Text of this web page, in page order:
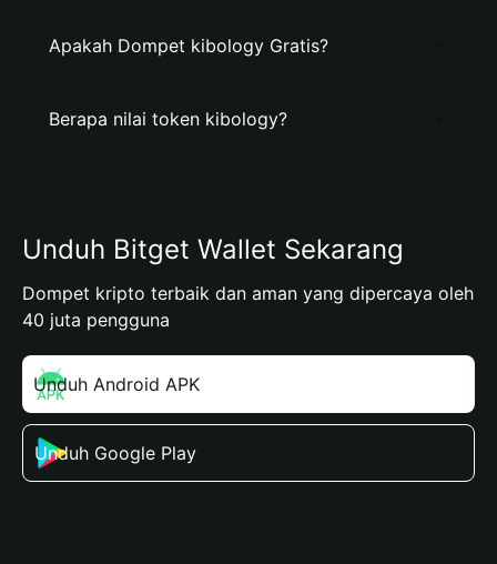
Apakah Dompet kibology Gratis?
Berapa nilai token kibology?
Unduh Bitget Wallet Sekarang
Dompet kripto terbaik dan aman yang dipercaya oleh
40 juta pengguna
Unduh Android APK
Unduh Google Play